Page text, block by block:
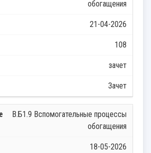
обогащения
21-04-2026
108
зачет
Зачет
В.Б1.9 Вспомогательные процессы
обогащения
18-05-2026